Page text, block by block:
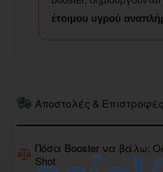
έτοιμου υγρού
Αποστολές & Επιστροφές
Πόσα Booster να βάλω;
Shot